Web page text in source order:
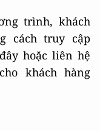
trình, khách
cách truy cập
hoặc liên hệ
khách hàng